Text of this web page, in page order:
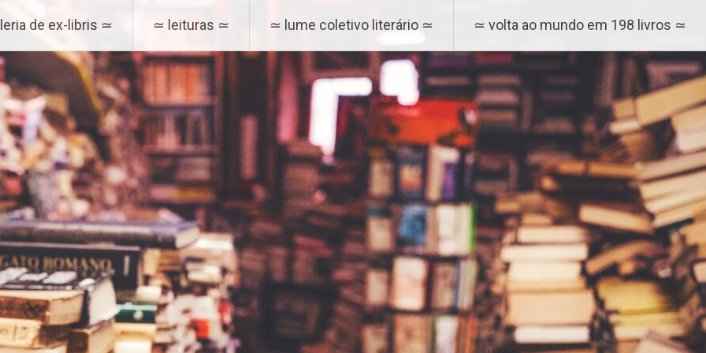
de ex-libris ≃ ≃ leituras ≃ ≃ lume coletivo literário ≃ ≃ volta ao mundo em 198 livros ≃